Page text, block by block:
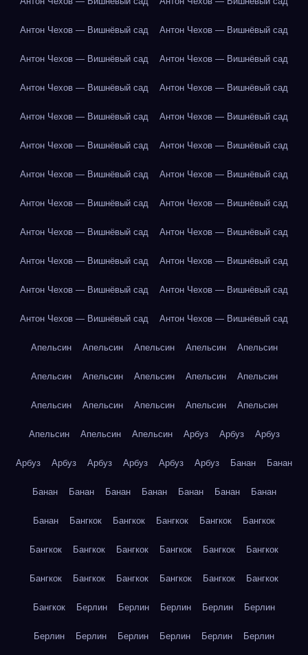
Антон Чехов — Вишнёвый сад Антон Чехов — Вишнёвый сад
Антон Чехов — Вишнёвый сад Антон Чехов — Вишнёвый сад
Антон Чехов — Вишнёвый сад Антон Чехов — Вишнёвый сад
Антон Чехов — Вишнёвый сад Антон Чехов — Вишнёвый сад
Антон Чехов — Вишнёвый сад Антон Чехов — Вишнёвый сад
Антон Чехов — Вишнёвый сад Антон Чехов — Вишнёвый сад
Антон Чехов — Вишнёвый сад Антон Чехов — Вишнёвый сад
Антон Чехов — Вишнёвый сад Антон Чехов — Вишнёвый сад
Антон Чехов — Вишнёвый сад Антон Чехов — Вишнёвый сад
Антон Чехов — Вишнёвый сад Антон Чехов — Вишнёвый сад
Антон Чехов — Вишнёвый сад Антон Чехов — Вишнёвый сад
Апельсин Апельсин Апельсин Апельсин Апельсин
Апельсин Апельсин Апельсин Апельсин Апельсин
Апельсин Апельсин Апельсин Апельсин Апельсин
Апельсин Апельсин Апельсин Арбуз Арбуз Арбуз
Арбуз Арбуз Арбуз Арбуз Арбуз Арбуз Банан Банан
Банан Банан Банан Банан Банан Банан Банан
Банан Бангкок Бангкок Бангкок Бангкок Бангкок
Бангкок Бангкок Бангкок Бангкок Бангкок Бангкок
Бангкок Бангкок Бангкок Бангкок Бангкок Бангкок
Бангкок Берлин Берлин Берлин Берлин Берлин
Берлин Берлин Берлин Берлин Берлин Берлин